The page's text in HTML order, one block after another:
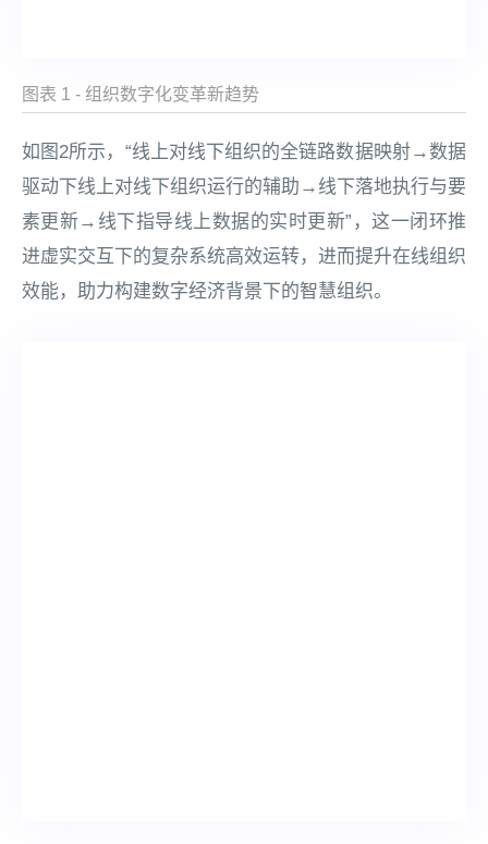
图表 1 - 组织数字化变革新趋势
如图2所示，“线上对线下组织的全链路数据映射→数据
驱动下线上对线下组织运行的辅助→线下落地执行与要
素更新→线下指导线上数据的实时更新”，这一闭环推
进虚实交互下的复杂系统高效运转，进而提升在线组织
效能，助力构建数字经济背景下的智慧组织。